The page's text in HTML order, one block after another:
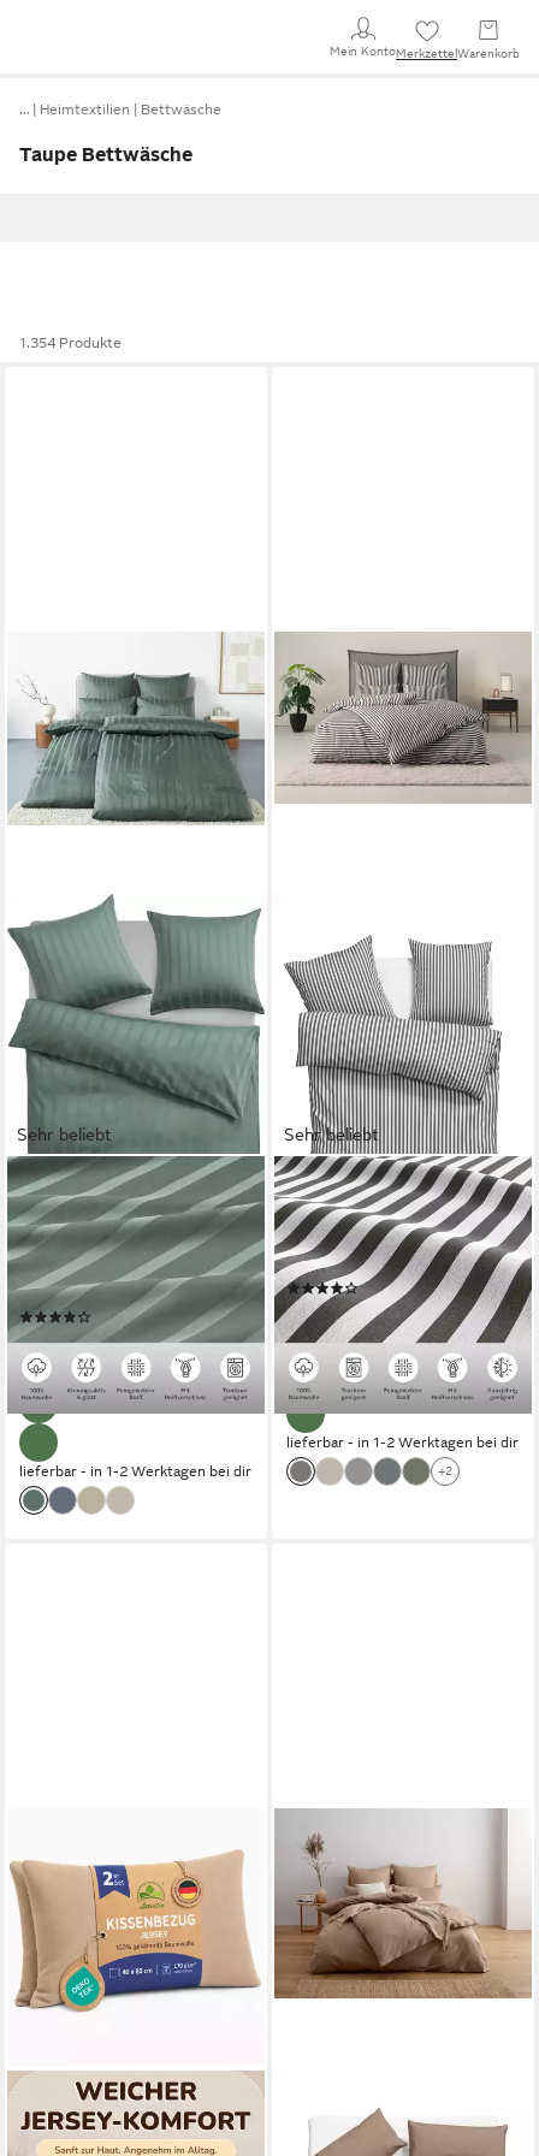
Mein KontoMerkzettel Warenkorb
… Heimtextilien Bettwäsche
Taupe Bettwäsche
1.354 Produkte
Sehr beliebt
LEGER HOME BY LENA GERCKE
Bettwäsche Leonore, Mako-
Satin, 2 teilig, Mako-Satin
Streifen aus 100% Baumwolle,
Größe ab 135x200 cm
(156)
ab 31,99 € UVP59,99 €
-47%
lieferbar - in 1-2 Werktagen bei dir
Sehr beliebt
LEGER HOME BY LENA GERCKE
Bettwäsche Linnea, Renforcé,
2 teilig, aus 100% Baumwolle,
Streifendesign
(188)
ab 24,99 € UVP47,99 €
-48%
lieferbar - in 1-2 Werktagen bei dir
+2